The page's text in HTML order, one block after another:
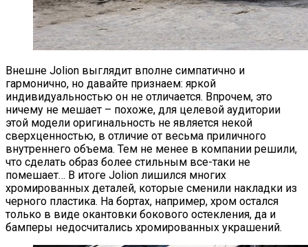
Внешне Jolion выглядит вполне симпатично и
гармонично, но давайте признаем: яркой
индивидуальностью он не отличается. Впрочем, это
ничему не мешает – похоже, для целевой аудитории
этой модели оригинальность не является некой
сверхценностью, в отличие от весьма приличного
внутреннего объема. Тем не менее в компании решили,
что сделать образ более стильным все-таки не
помешает… В итоге Jolion лишился многих
хромированных деталей, которые сменили накладки из
черного пластика. На бортах, например, хром остался
только в виде окантовки бокового остекления, да и
бамперы недосчитались хромированных украшений.